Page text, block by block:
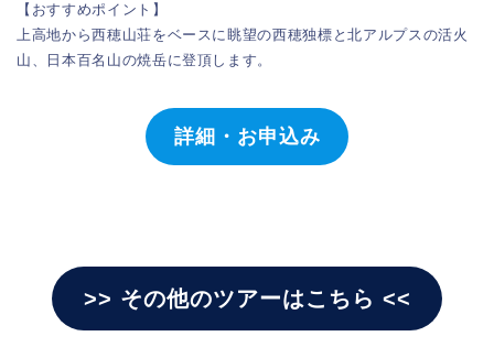
【おすすめポイント】
上高地から西穂山荘をベースに眺望の西穂独標と北アルプスの活火
山、日本百名山の焼岳に登頂します。
詳細・お申込み
>> その他のツアーはこちら <<
カテゴリーから探す
新規会員登録